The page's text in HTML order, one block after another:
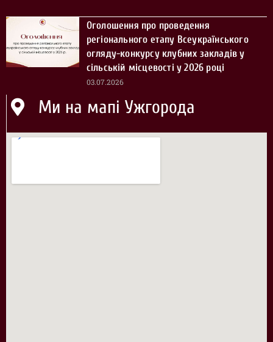
Оголошення про проведення
регіонального етапу Всеукраїнського
огляду-конкурсу клубних закладів у
сільській місцевості у 2026 році
03.07.2026
Ми на мапі Ужгорода